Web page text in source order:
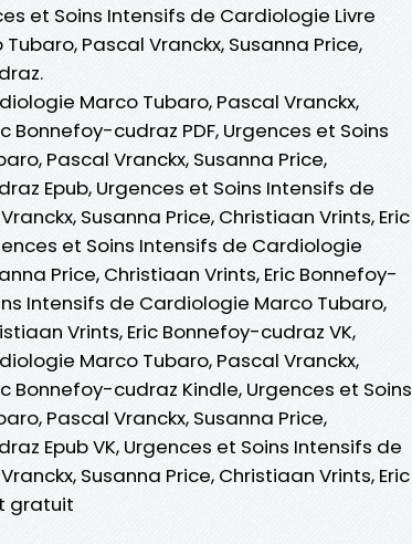
et Soins Intensifs de Cardiologie Livre
Pascal Vranckx, Susanna Price,
Marco Tubaro, Pascal Vranckx,
Bonnefoy-cudraz PDF, Urgences et Soins
Pascal Vranckx, Susanna Price,
Epub, Urgences et Soins Intensifs de
Susanna Price, Christiaan Vrints, Eric
et Soins Intensifs de Cardiologie
Price, Christiaan Vrints, Eric Bonnefoy-
Intensifs de Cardiologie Marco Tubaro,
Vrints, Eric Bonnefoy-cudraz VK,
Marco Tubaro, Pascal Vranckx,
Bonnefoy-cudraz Kindle, Urgences et Soins
Pascal Vranckx, Susanna Price,
Epub VK, Urgences et Soins Intensifs de
Susanna Price, Christiaan Vrints, Eric
gratuit